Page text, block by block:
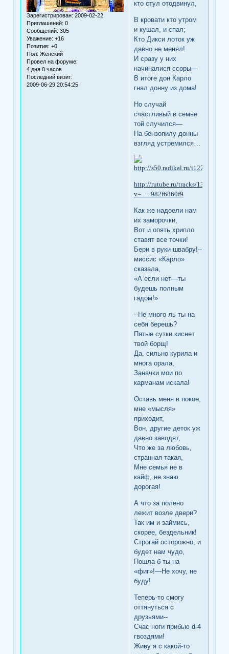
Зарегистрирован: 2009-02-22
Приглашений: 0
Сообщений: 305
Уважение: +16
Позитив: +0
Пол: Женский
Провел на форуме:
4 дня 0 часов
Последний визит:
2009-06-29 20:54:25
кто стул отодвинул,
В кровати кто утром
и кушал, и спал;
Кто Дикси лоток уж
давно не менял!
И сразу у них
начиналися ссоры—
В итоге дон Карло
гнал донну из дома!
Но случай
счастливый в семье
той случился—
На бензопилу донны
взгляд устремился…
http://rutube.ru/tracks/
v= … 982f6860f9
Как же надоели нам
их заморочки,
Вот и опять хрипло
ставят все точки!
Бери в руки швабру!--
миссис «Карло»
сказала,
«А если нет—ты
будешь полным
гадом!»
--Не много ль ты на
себя берешь?
Пятые сутки киснет
твой борщ!
Да, сильно курила и
многа орала,
Заначки мои по
карманам искала!
Оставь меня в покое,
мне «мысля»
приходит,
Вон, другие деток уж
давно заводят,
Что же за любовь,
странная такая,
Мне семья не в
кайф, не знаю
дорогая!
А что за полено
лежит возле двери?
Так им и займись,
скорее, бездельник!
Строгай осторожно, и
будет нам чудо,
Пошла б ты на
«фиг»!—Не хочу, не
буду!
Теперь-то смогу
оттянуться с
друзьями--
Счас ноги прибью d-4
гвоздями!
Живу я с какой-то